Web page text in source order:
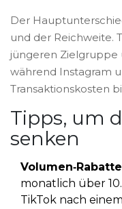
Der
und der Reichweite.
jüngeren Zielgruppe
während Instagram
Transaktionskosten
Tipps, um
senken
monatlich über
TikTok nach